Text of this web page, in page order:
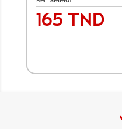
Prix
165 TND